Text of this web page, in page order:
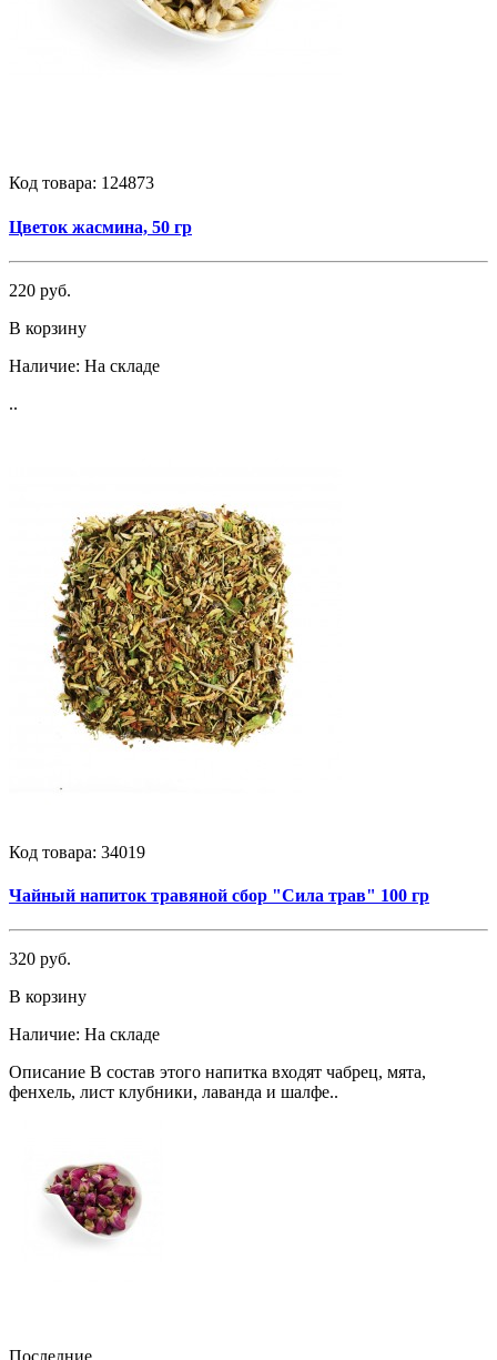
Код товара: 124873
Цветок жасмина, 50 гр
220 руб.
В корзину
Наличие: На складе
..
Код товара: 34019
Чайный напиток травяной сбор "Сила трав" 100 гр
320 руб.
В корзину
Наличие: На складе
Описание В состав этого напитка входят чабрец, мята,
фенхель, лист клубники, лаванда и шалфе..